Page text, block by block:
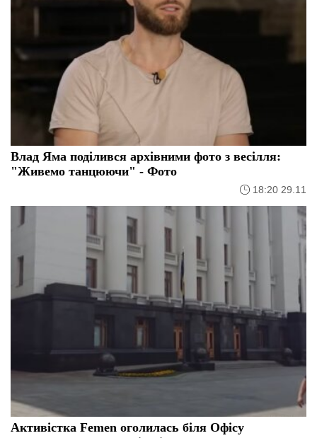
Влад Яма поділився архівними фото з весілля:
"Живемо танцюючи" - Фото
18:20 29.11
Активістка Femen оголилась біля Офісу